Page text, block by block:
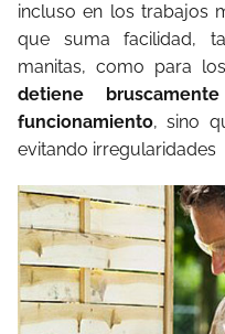
incluso en los trabajos
que suma facilidad,
manitas, como para
detiene
funcionamiento, sino
evitando irregularidades